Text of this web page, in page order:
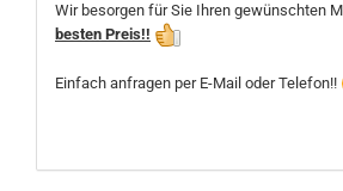
Wir besorgen für Sie Ihren gewünschten
besten Preis!!
Einfach anfragen per E-Mail oder Telefon!!